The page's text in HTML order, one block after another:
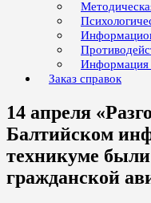
Информация
Заказ справок
14 апреля
Балтийском
техникуме
гражданской